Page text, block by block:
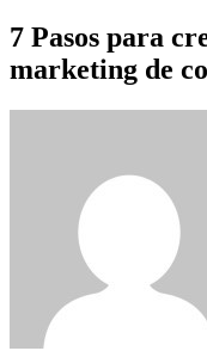
7 Pasos para
marketing de